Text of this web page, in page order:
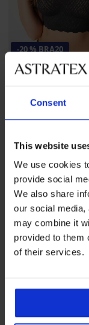
Consent
This website
We use cookies
provide social
We also share
our social media,
may combine it
provided to them
of their services.
-20 % BRA20
Bliss Bralette
Wyprzedaż -30%